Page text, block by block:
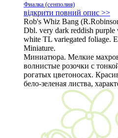
Фиалка (сенполия)
відкрити повний опис >>
Rob's Whiz Bang
Dbl. very dark reddish purple
white TL variegated foliage.
Miniature.
Миниатюра. Мелкие
волнистые розочки с
рогатых цветоносах.
бело-зеленая листва,